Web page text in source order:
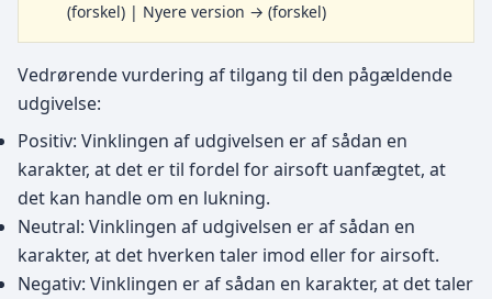
(forskel) | Nyere version → (forskel)
Vedrørende vurdering af tilgang til den pågældende
udgivelse:
Positiv: Vinklingen af udgivelsen er af sådan en
karakter, at det er til fordel for airsoft uanfægtet, at
det kan handle om en lukning.
Neutral: Vinklingen af udgivelsen er af sådan en
karakter, at det hverken taler imod eller for airsoft.
Negativ: Vinklingen er af sådan en karakter, at det taler